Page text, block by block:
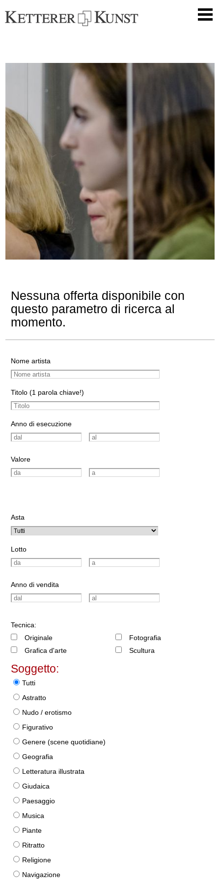
Nessuna offerta disponibile con
questo parametro di ricerca al
momento.
Nome artista
Titolo (1 parola chiave!)
Anno di esecuzione
Valore
Asta
Lotto
Anno di vendita
Tecnica:
Originale
Grafica d'arte
Fotografia
Scultura
Soggetto:
Tutti
Astratto
Nudo / erotismo
Figurativo
Genere (scene quotidiane)
Geografia
Letteratura illustrata
Giudaica
Paesaggio
Musica
Piante
Ritratto
Religione
Navigazione